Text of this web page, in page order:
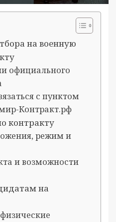
на военную
официального
с пунктом
Контракт.рф
контракту
режим и
и возможности
на